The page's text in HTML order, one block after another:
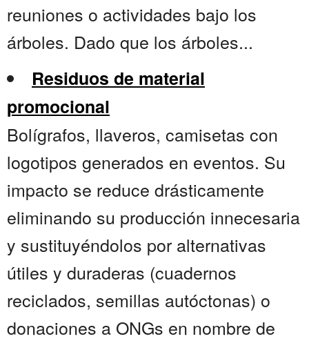
reuniones o actividades bajo los
árboles. Dado que los árboles...
Residuos de material
promocional
Bolígrafos, llaveros, camisetas con
logotipos generados en eventos. Su
impacto se reduce drásticamente
eliminando su producción innecesaria
y sustituyéndolos por alternativas
útiles y duraderas (cuadernos
reciclados, semillas autóctonas) o
donaciones a ONGs en nombre de